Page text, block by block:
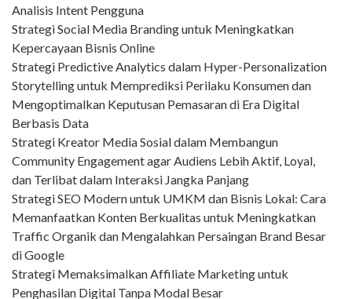
Analisis Intent Pengguna
Strategi Social Media Branding untuk Meningkatkan
Kepercayaan Bisnis Online
Strategi Predictive Analytics dalam Hyper-Personalization
Storytelling untuk Memprediksi Perilaku Konsumen dan
Mengoptimalkan Keputusan Pemasaran di Era Digital
Berbasis Data
Strategi Kreator Media Sosial dalam Membangun
Community Engagement agar Audiens Lebih Aktif, Loyal,
dan Terlibat dalam Interaksi Jangka Panjang
Strategi SEO Modern untuk UMKM dan Bisnis Lokal: Cara
Memanfaatkan Konten Berkualitas untuk Meningkatkan
Traffic Organik dan Mengalahkan Persaingan Brand Besar
di Google
Strategi Memaksimalkan Affiliate Marketing untuk
Penghasilan Digital Tanpa Modal Besar